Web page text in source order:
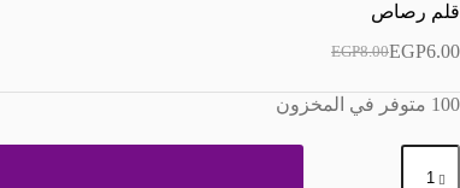
قلم رصاص
EGP8.00
السعر
هو:
EGP6.00
السعر
هو:
100 متوفر في المخزون
كمية
قلم